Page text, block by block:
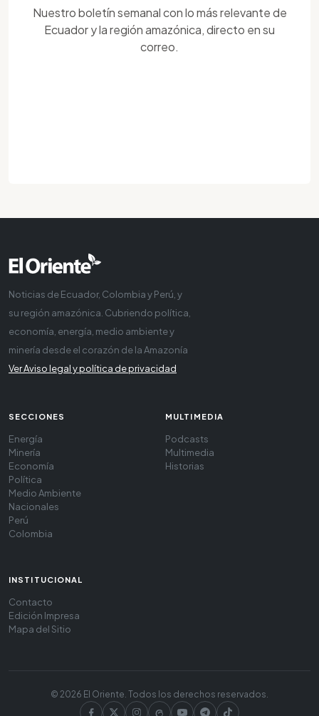
Nuestro boletín semanal con lo más relevante de
Ecuador y la región amazónica, directo en su
correo.
Noticias de Ecuador, Colombia y Perú, y
su región amazónica. Cubriendo política,
economía, energía, medio ambiente y
minería desde el corazón de la Amazonía
Ver Aviso legal y política de privacidad
SECCIONES
Energía
Minería
Economía
Política
Medio Ambiente
Nacionales
Perú
Colombia
MULTIMEDIA
Podcasts
Multimedia
Historias
INSTITUCIONAL
Contacto
Edición Impresa
Mapa del Sitio
© 2026 El Oriente. Todos los derechos reservados.